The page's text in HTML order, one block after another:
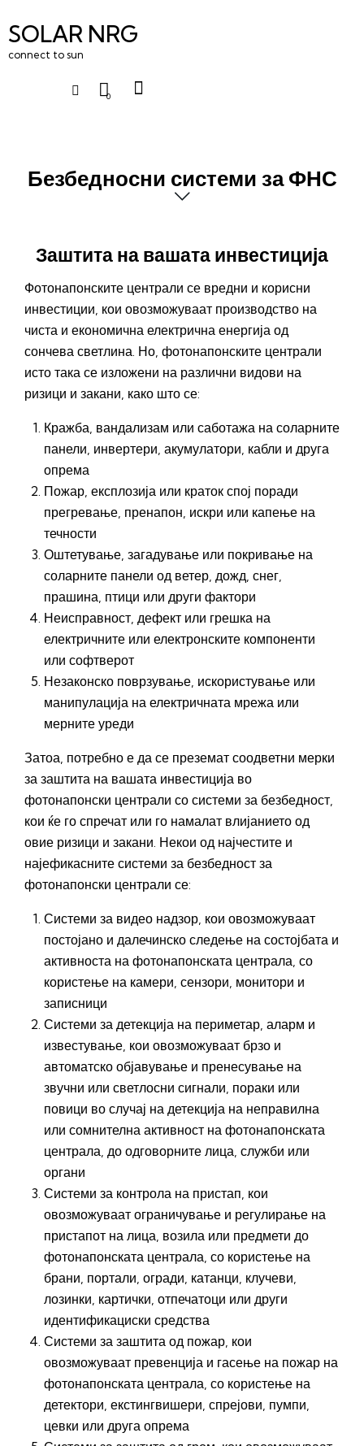
SOLAR NRG
connect to sun
0
Безбедносни системи за ФНС
Заштита на вашата инвестиција
Фотонапонските централи се вредни и корисни
инвестиции, кои овозможуваат производство на
чиста и економична електрична енергија од
сончева светлина. Но, фотонапонските централи
исто така се изложени на различни видови на
ризици и закани, како што се:
Кражба, вандализам или саботажа на соларните
панели, инвертери, акумулатори, кабли и друга
опрема
Пожар, експлозија или краток спој поради
прегревање, пренапон, искри или капење на
течности
Оштетување, загадување или покривање на
соларните панели од ветер, дожд, снег,
прашина, птици или други фактори
Неисправност, дефект или грешка на
електричните или електронските компоненти
или софтверот
Незаконско поврзување, искористување или
манипулација на електричната мрежа или
мерните уреди
Затоа, потребно е да се преземат соодветни мерки
за заштита на вашата инвестиција во
фотонапонски централи со системи за безбедност,
кои ќе го спречат или го намалат влијанието од
овие ризици и закани. Некои од најчестите и
најефикасните системи за безбедност за
фотонапонски централи се:
Системи за видео надзор, кои овозможуваат
постојано и далечинско следење на состојбата и
активноста на фотонапонската централа, со
користење на камери, сензори, монитори и
записници
Системи за детекција на периметар, аларм и
известување, кои овозможуваат брзо и
автоматско објавување и пренесување на
звучни или светлосни сигнали, пораки или
повици во случај на детекција на неправилна
или сомнителна активност на фотонапонската
централа, до одговорните лица, служби или
органи
Системи за контрола на пристап, кои
овозможуваат ограничување и регулирање на
пристапот на лица, возила или предмети до
фотонапонската централа, со користење на
брани, портали, огради, катанци, клучеви,
лозинки, картички, отпечатоци или други
идентификациски средства
Системи за заштита од пожар, кои
овозможуваат превенција и гасење на пожар на
фотонапонската централа, со користење на
детектори, екстингвишери, спрејови, пумпи,
цевки или друга опрема